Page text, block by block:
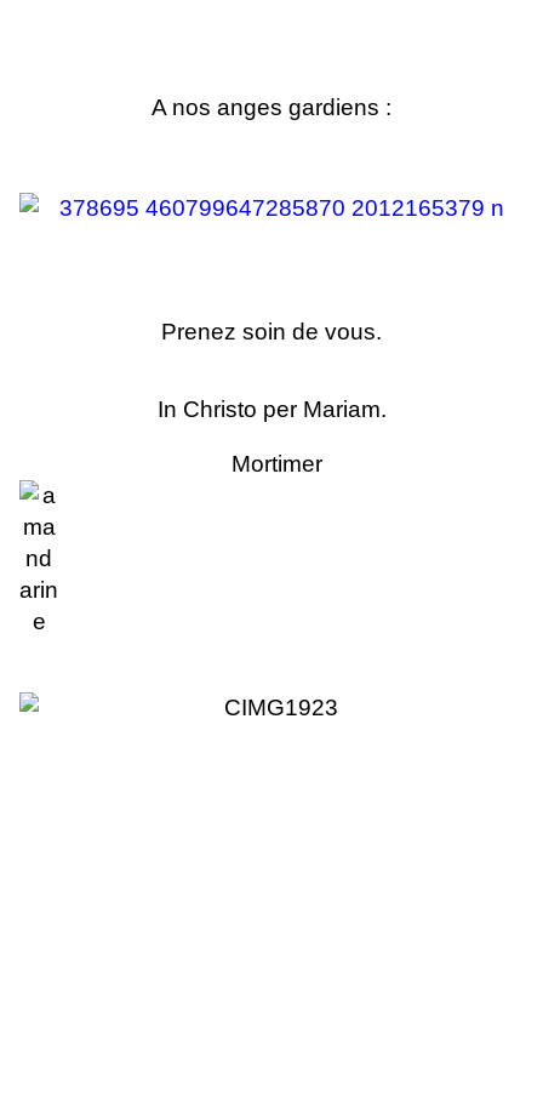
A nos anges gardiens :
Prenez soin de vous.
In Christo per Mariam.
Mortimer